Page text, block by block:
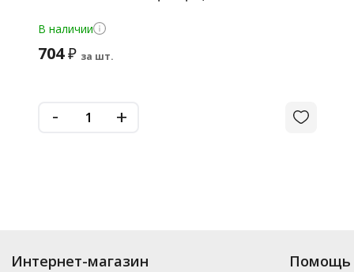
В наличии
704₽ за шт.
- +
Интернет-магазин Помощь